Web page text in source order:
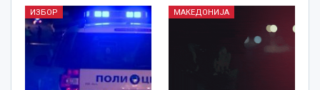
ИЗБОР МАКЕДОНИЈА